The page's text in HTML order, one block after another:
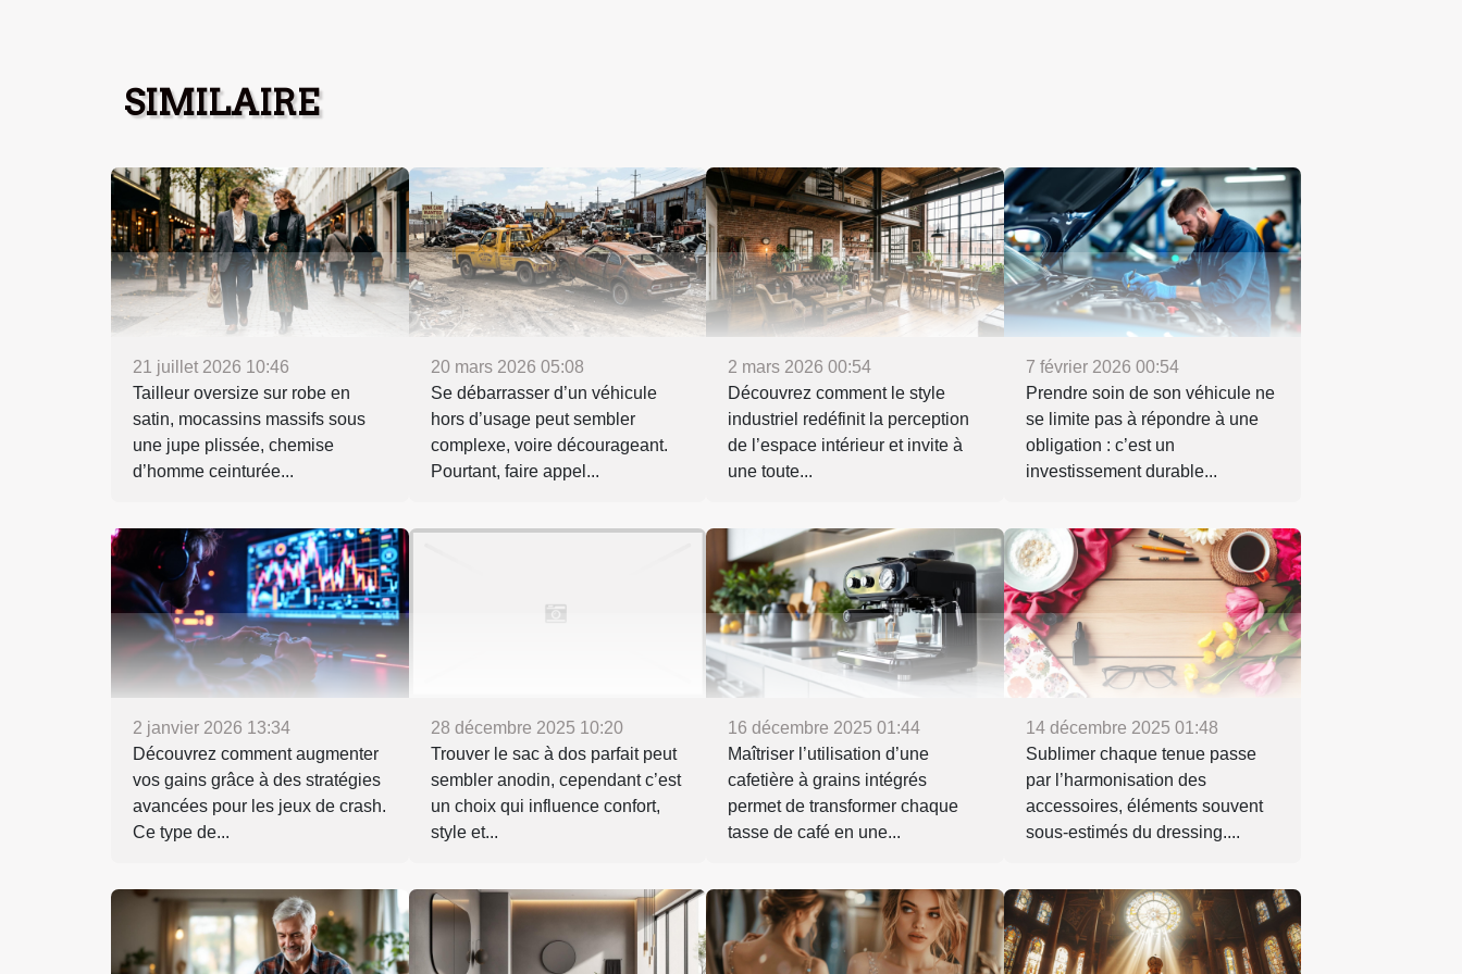
SIMILAIRE
21 juillet 2026 10:46
Tailleur oversize sur robe en
satin, mocassins massifs sous
une jupe plissée, chemise
d’homme ceinturée...
20 mars 2026 05:08
Se débarrasser d’un véhicule
hors d’usage peut sembler
complexe, voire décourageant.
Pourtant, faire appel...
2 mars 2026 00:54
Découvrez comment le style
industriel redéfinit la perception
de l’espace intérieur et invite à
une toute...
7 février 2026 00:54
Prendre soin de son véhicule ne
se limite pas à répondre à une
obligation : c’est un
investissement durable...
2 janvier 2026 13:34
Découvrez comment augmenter
vos gains grâce à des stratégies
avancées pour les jeux de crash.
Ce type de...
28 décembre 2025 10:20
Trouver le sac à dos parfait peut
sembler anodin, cependant c’est
un choix qui influence confort,
style et...
16 décembre 2025 01:44
Maîtriser l’utilisation d’une
cafetière à grains intégrés
permet de transformer chaque
tasse de café en une...
14 décembre 2025 01:48
Sublimer chaque tenue passe
par l’harmonisation des
accessoires, éléments souvent
sous-estimés du dressing....